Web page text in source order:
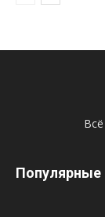
Популярные